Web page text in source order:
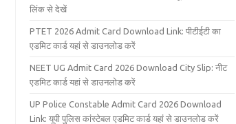
लिंक से देखें
PTET 2026 Admit Card Download Link: पीटीईटी का
एडमिट कार्ड यहां से डाउनलोड करें
NEET UG Admit Card 2026 Download City Slip: नीट
एडमिट कार्ड यहां से डाउनलोड करें
UP Police Constable Admit Card 2026 Download
Link: यूपी पुलिस कांस्टेबल एडमिट कार्ड यहां से डाउनलोड करें